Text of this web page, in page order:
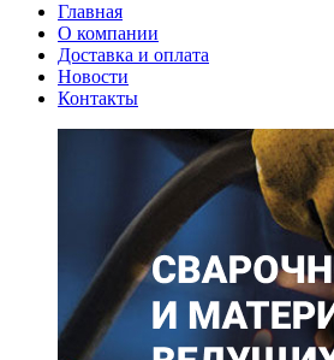
Главная
О компании
Доставка и оплата
Новости
Контакты